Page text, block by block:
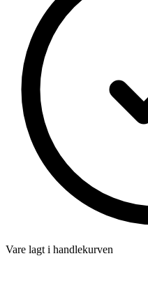
Vare lagt i handlekurven